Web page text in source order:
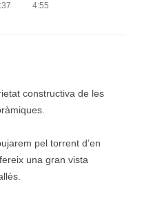
4:55
constructiva de les
pel torrent d’en
una gran vista